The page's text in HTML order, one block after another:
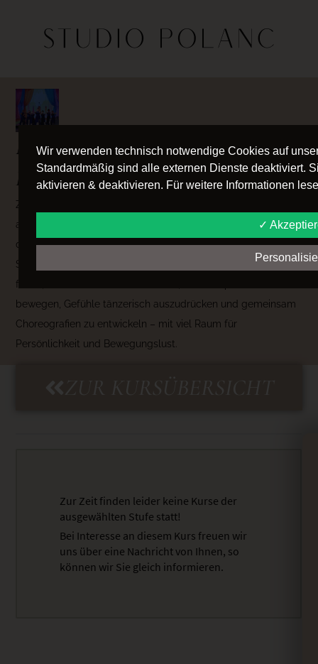
MODERN / CONTEMPORARY
DANCE
Zeitgenössischer Tanz (Contemporary) verbindet Elemente
aus Modern Dance, Ballett und HipHop – mal fließend, mal
dynamisch, oft auch bodennah und voller Ausdruckskraft. Im
Studio Polanc entdecken Kinder und Jugendliche diesen
freien, kreativen Tanzstil. Sie lernen, ihren Körper bewusst zu
bewegen, Gefühle tänzerisch auszudrücken und gemeinsam
Choreografien zu entwickeln – mit viel Raum für
Persönlichkeit und Bewegungslust.
Wir verwenden technisch notwendige Cookies auf
Standardmäßig sind alle externen Dienste deaktiviert.
aktivieren & deaktivieren. Für weitere Informationen
✓